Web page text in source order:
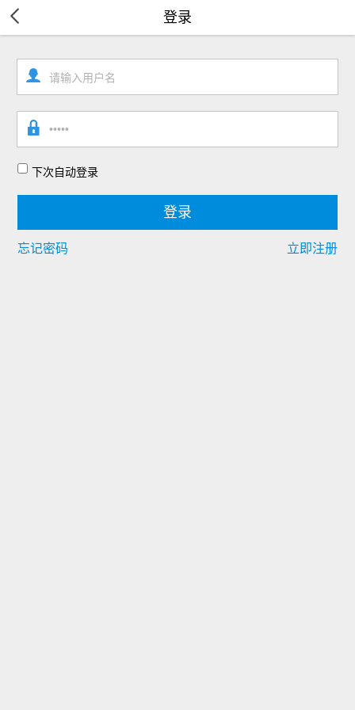
登录
下次自动登录
忘记密码 立即注册